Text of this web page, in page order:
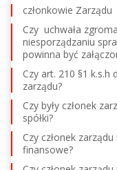
członkowie Zarządu
Czy uchwała
niesporządzaniu
powinna być
Czy art. 210 §1 k.s.h
zarządu?
Czy były członek
spółki?
Czy członek
finansowe?